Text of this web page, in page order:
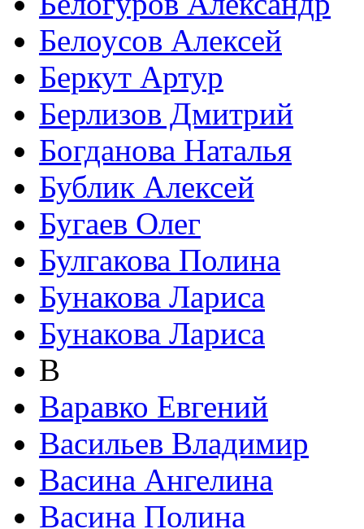
Белоусов Алексей
Беркут Артур
Берлизов Дмитрий
Богданова Наталья
Бублик Алексей
Бугаев Олег
Булгакова Полина
Бунакова Лариса
Бунакова Лариса
В
Варавко Евгений
Васильев Владимир
Васина Ангелина
Васина Полина